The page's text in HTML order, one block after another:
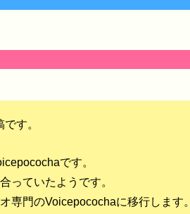
す。
です。
っていたようです。
専門のVoicepocochaに移行します。